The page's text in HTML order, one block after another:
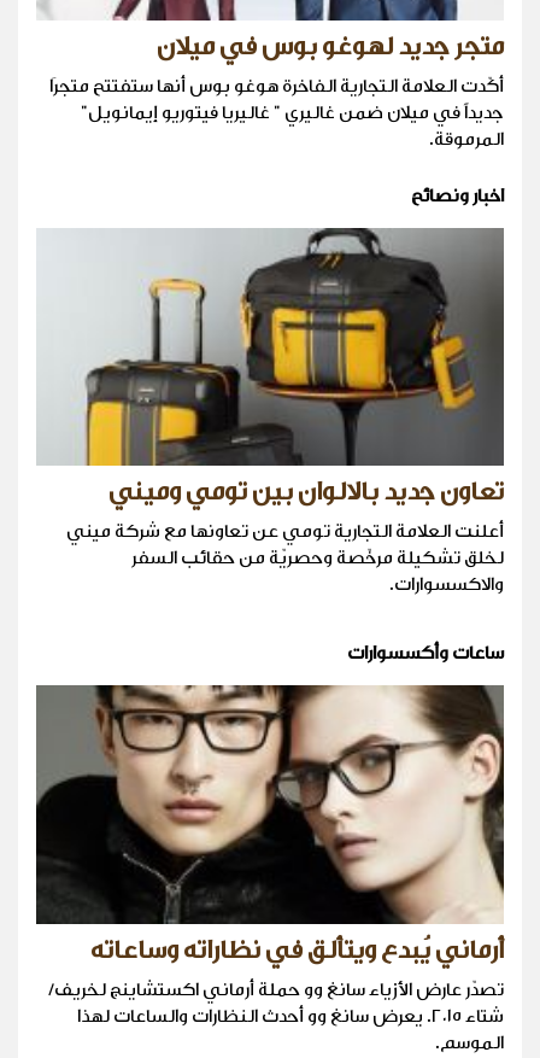
متجر جديد لهوغو بوس في ميلان
أكّدت العلامة التجارية الفاخرة هوغو بوس أنها ستفتتح متجراَ
جديداً في ميلان ضمن غاليري " غاليريا فيتوريو إيمانويل"
المرموقة.
اخبار ونصائح
تعاون جديد بالالوان بين تومي وميني
أعلنت العلامة التجارية تومي عن تعاونها مع شركة ميني
لخلق تشكيلة مرخّصة وحصريّة من حقائب السفر
والاكسسوارات.
ساعات وأكسسوارات
أرماني يُبدع ويتألق في نظاراته وساعاته
تصدّر عارض الأزياء سانغ وو حملة أرماني اكستشاينج لخريف/
شتاء ٢٠١٥. يعرض سانغ وو أحدث النظارات والساعات لهذا
الموسم.